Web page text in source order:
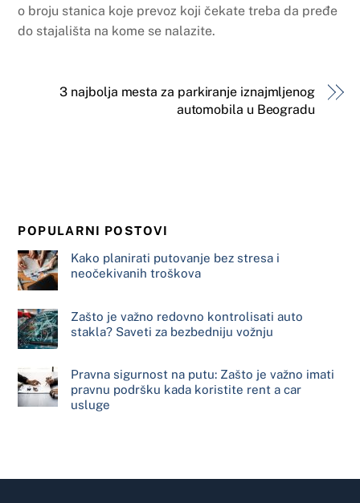
o broju stanica koje prevoz koji čekate treba da pređe
do stajališta na kome se nalazite.
3 najbolja mesta za parkiranje iznajmljenog
automobila u Beogradu
POPULARNI POSTOVI
Kako planirati putovanje bez stresa i
neočekivanih troškova
Zašto je važno redovno kontrolisati auto
stakla? Saveti za bezbedniju vožnju
Pravna sigurnost na putu: Zašto je važno imati
pravnu podršku kada koristite rent a car
usluge